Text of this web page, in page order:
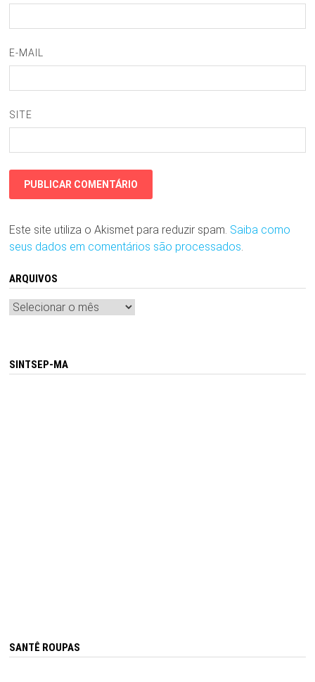
E-MAIL
SITE
Este site utiliza o Akismet para reduzir spam. Saiba como
seus dados em comentários são processados.
ARQUIVOS
Arquivos
SINTSEP-MA
SANTÊ ROUPAS